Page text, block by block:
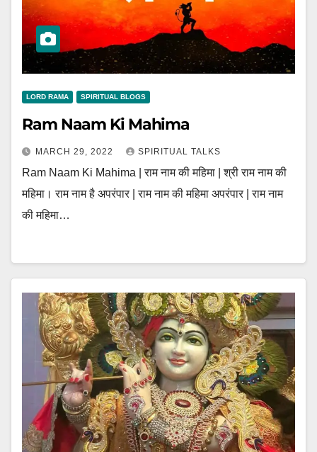
LORD RAMA SPIRITUAL BLOGS
Ram Naam Ki Mahima
MARCH 29, 2022 SPIRITUAL TALKS
Ram Naam Ki Mahima | राम नाम की महिमा | श्री राम नाम की
महिमा। राम नाम है अपरंपार | राम नाम की महिमा अपरंपार | राम नाम
की महिमा…